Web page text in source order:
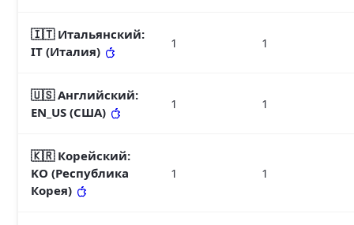
🇮🇹 Итальянский:
IT (Италия)
1 1
🇺🇸 Английский:
EN_US (США)
1 1
🇰🇷 Корейский:
KO (Республика
Корея)
1 1